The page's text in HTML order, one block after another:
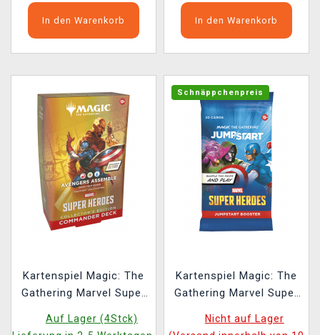
In den Warenkorb In den Warenkorb
Kartenspiel Magic: The
Gathering Marvel Super
Assemble Commander
Auf Lager (4Stck)
Schnäppchenpreis
Kartenspiel Magic: The
Gathering Marvel Super
Booster (20 Karten)
Nicht auf Lager